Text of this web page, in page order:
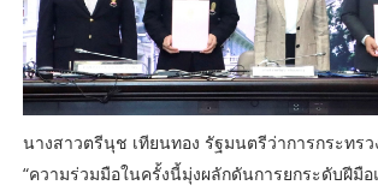
นางสาวตรีนุช เทียนทอง รัฐมนตรีว่าการกระทรว
“ความร่วมมือในครั้งนี้มุ่งผลักดันการยกระดับฝีมือ